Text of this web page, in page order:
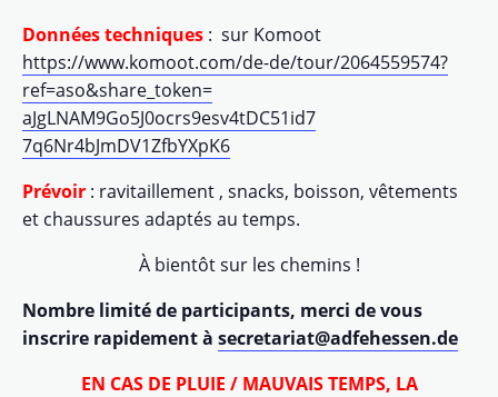
Données techniques : sur Komoot
https://www.komoot.com/de-de/tour/2064559574?
ref=aso&share_ token=
aJgLNAM9Go5J0ocrs9esv4tDC51id7
7q6Nr4bJmDV1ZfbYXpK6
Prévoir : ravitaillement , snacks, boisson, vêtements
et chaussures adaptés au temps.
À bientôt sur les chemins !
Nombre limité de participants, merci de vous
inscrire rapidement à secretariat@adfehessen.de
EN CAS DE PLUIE / MAUVAIS TEMPS, LA